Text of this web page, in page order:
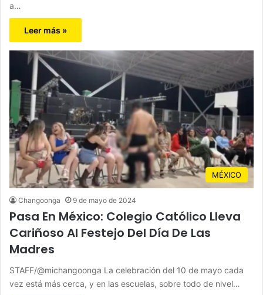
a…
Leer más »
MÉXICO
Changoonga 9 de mayo de 2024
Pasa En México: Colegio Católico Lleva
Cariñoso Al Festejo Del Día De Las
Madres
STAFF/@michangoonga La celebración del 10 de mayo cada
vez está más cerca, y en las escuelas, sobre todo de nivel…